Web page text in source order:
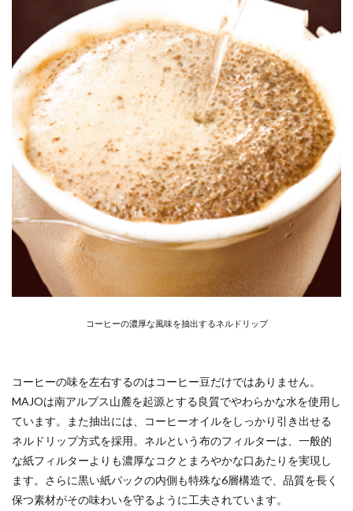
コーヒーの濃厚な風味を抽出するネルドリップ
コーヒーの味を左右するのはコーヒー豆だけではありません。
MAJOは南アルプス山麓を起源とする良質でやわらかな水を使用し
ています。また抽出には、コーヒーオイルをしっかり引き出せる
ネルドリップ方式を採用。ネルという布のフィルターは、一般的
な紙フィルターよりも濃厚なコクとまろやかな口あたりを実現し
ます。さらに黒い紙パックの内側も特殊な6層構造で、品質を長く
保つ素材がその味わいを守るように工夫されています。